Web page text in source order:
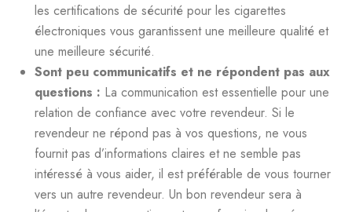
les certifications de sécurité pour les cigarettes
électroniques vous garantissent une meilleure qualité et
une meilleure sécurité.
Sont peu communicatifs et ne répondent pas aux
questions : La communication est essentielle pour une
relation de confiance avec votre revendeur. Si le
revendeur ne répond pas à vos questions, ne vous
fournit pas d’informations claires et ne semble pas
intéressé à vous aider, il est préférable de vous tourner
vers un autre revendeur. Un bon revendeur sera à